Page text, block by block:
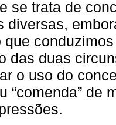
se trata de
diversas,
que
das duas
o uso do
“comenda”